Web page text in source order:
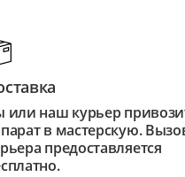
или наш курьер
в мастерскую.
предоставляется